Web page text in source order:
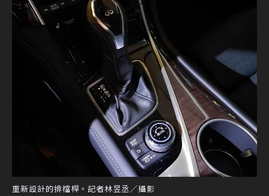
重新設計的排檔桿。記者林昱丞／攝影